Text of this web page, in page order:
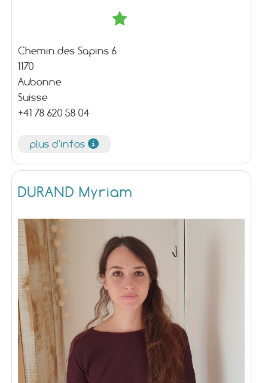
Chemin des Sapins 6
1170
Aubonne
Suisse
+41 78 620 58 04
plus d'infos
DURAND Myriam